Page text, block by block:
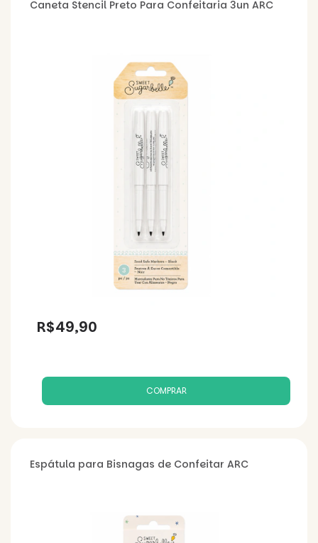
Caneta Stencil Preto Para Confeitaria 3un ARC
R$49,90
Espátula para Bisnagas de Confeitar ARC